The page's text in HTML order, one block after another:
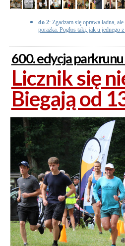
do 2: Zgadzam się oprawa ładna,
porażka. Pogłos taki, jak u jednego
600. edycja
Licznik się
Biegają od